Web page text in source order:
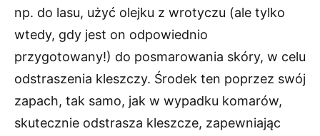
np. do lasu, użyć olejku z wrotyczu (ale tylko
wtedy, gdy jest on odpowiednio
przygotowany!) do posmarowania skóry, w celu
odstraszenia kleszczy. Środek ten poprzez swój
zapach, tak samo, jak w wypadku komarów,
skutecznie odstrasza kleszcze, zapewniając